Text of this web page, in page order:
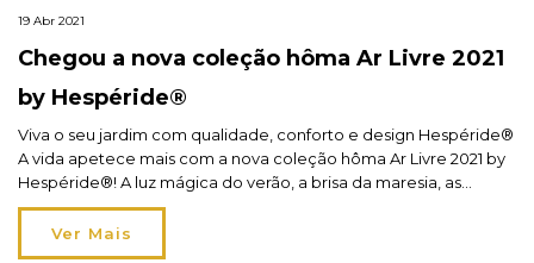
19 Abr 2021
Chegou a nova coleção hôma Ar Livre 2021
by Hespéride®
Viva o seu jardim com qualidade, conforto e design Hespéride®
A vida apetece mais com a nova coleção hôma Ar Livre 2021 by
Hespéride®! A luz mágica do verão, a brisa da maresia, as
tonalidades estivais do campo, o sabor dos dias ao ar livre e dos
convívios no jardim ou varanda, já chamam por […]
Ver Mais